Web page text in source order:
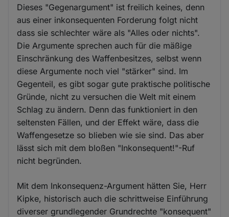
Dieses "Gegenargument" ist freilich keines, denn
aus einer inkonsequenten Forderung folgt nicht
dass sie schlechter wäre als "Alles oder nichts".
Die Argumente sprechen auch für die mäßige
Einschränkung des Waffenbesitzes, selbst wenn
diese Argumente noch viel "stärker" sind. Im
Gegenteil, es gibt sogar gute praktische politische
Gründe, nicht zu versuchen die Welt mit einem
Schlag zu ändern. Denn das funktioniert in den
seltensten Fällen, und der Effekt wäre, dass die
Waffengesetze so blieben wie sie sind. Das aber
lässt sich mit dem bloßen "Inkonsequent!"-Ruf
nicht begründen.
Mit dem Inkonsequenz-Argument hätten Sie, Herr
Kipke, historisch auch die schrittweise Einführung
diverser grundlegender Grundrechte "konsequent"